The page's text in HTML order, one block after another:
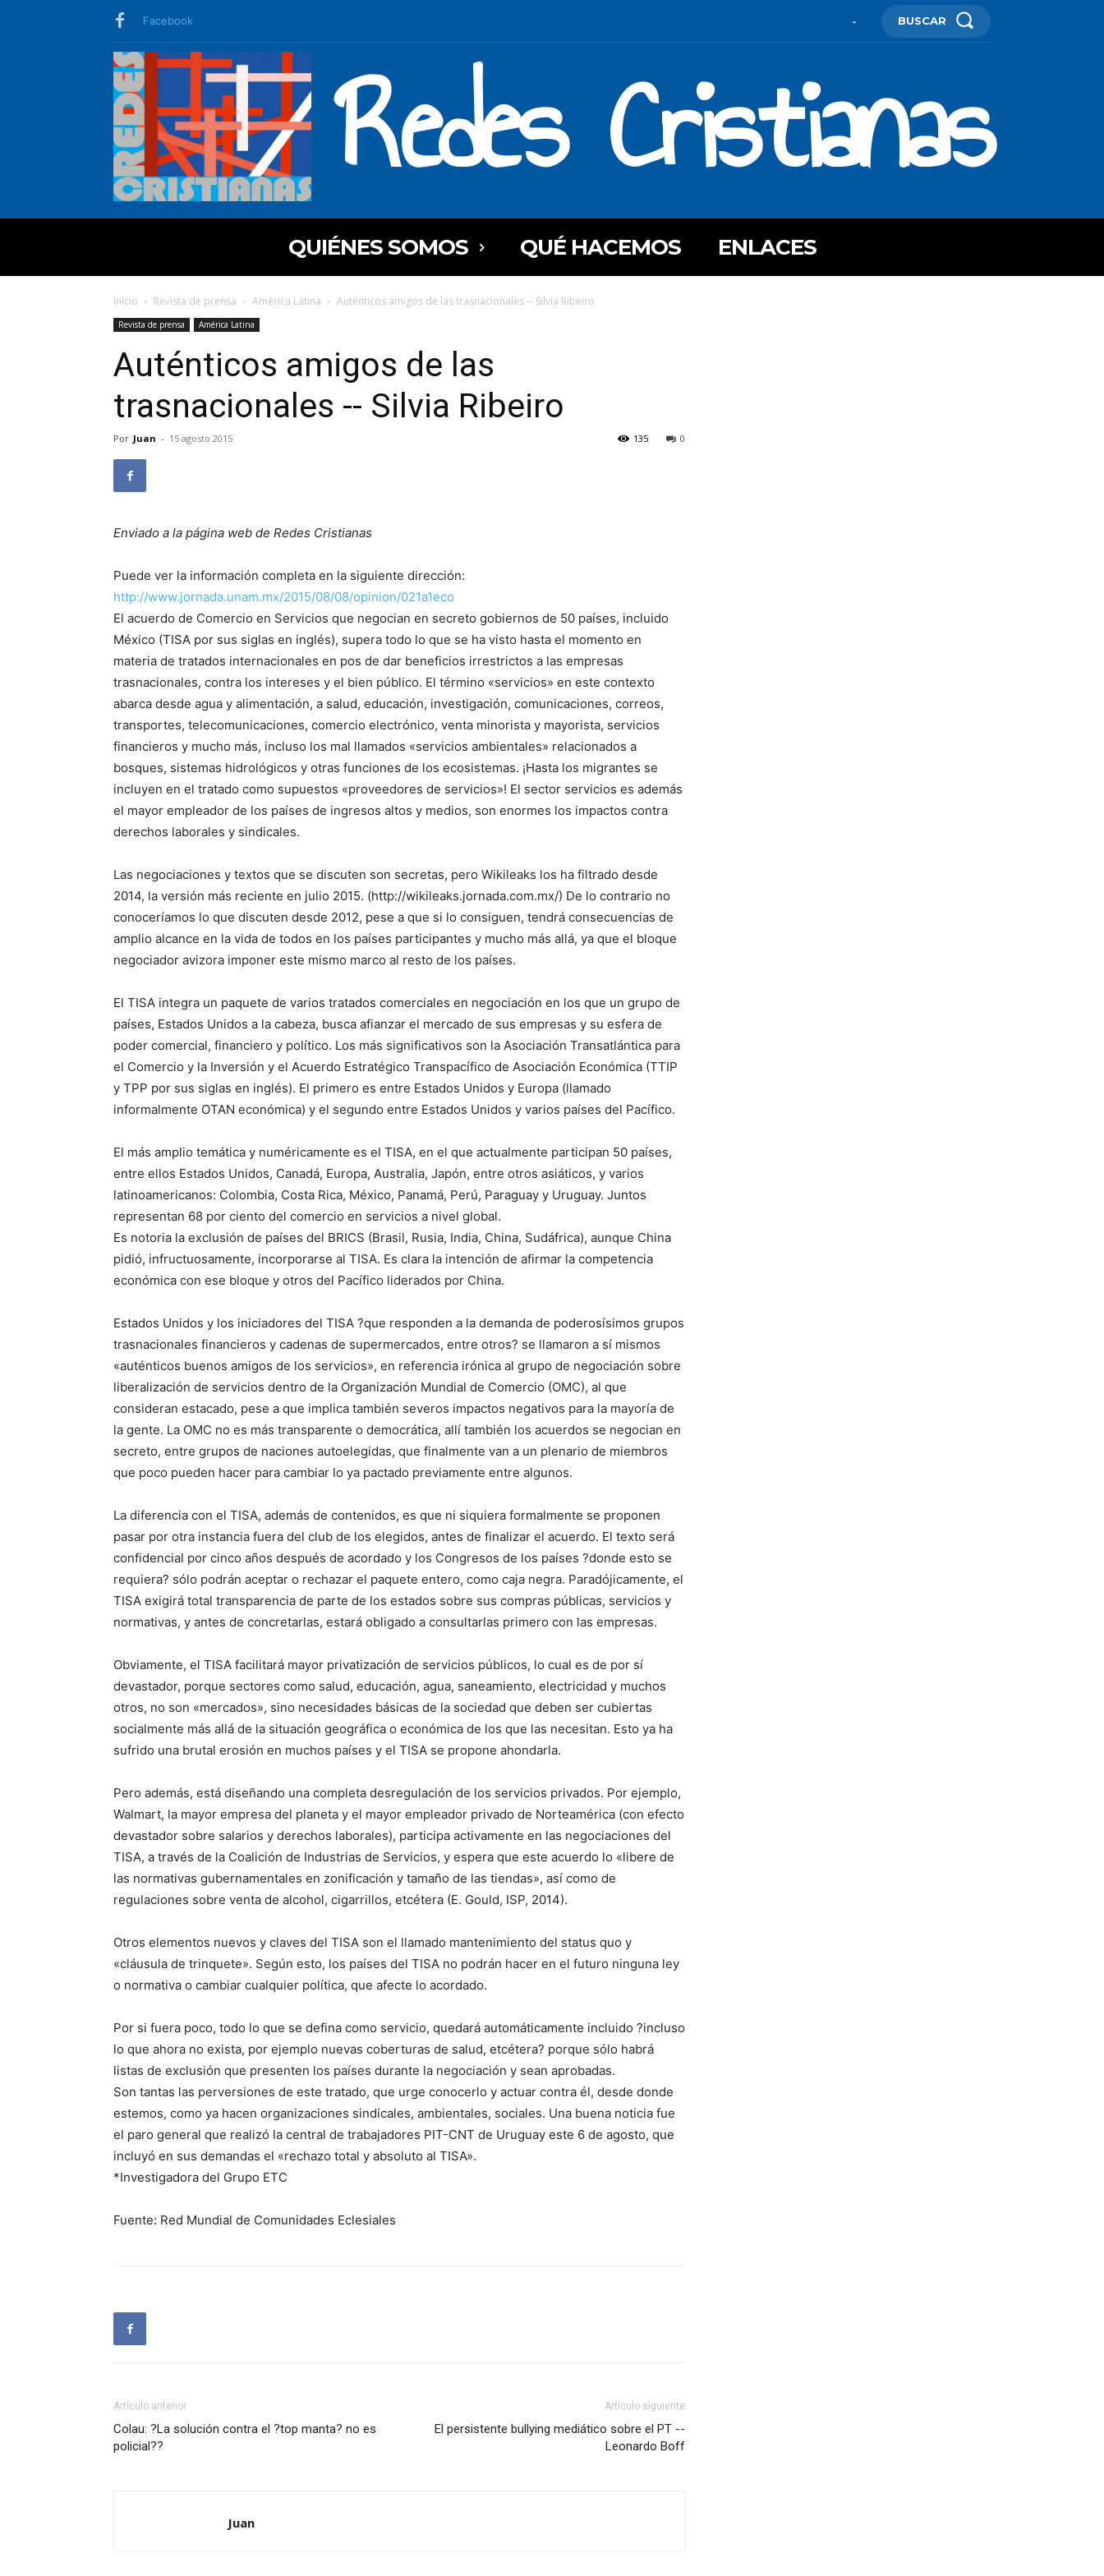
Facebook - BUSCAR
Redes Cristianas
QUIÉNES SOMOS QUÉ HACEMOS ENLACES
Inicio Revista de prensa América Latina Auténticos amigos de las trasnacionales -- Silvia Ribeiro
Revista de prensa América Latina
Auténticos amigos de las
trasnacionales -- Silvia Ribeiro
Por Juan - 15 agosto 2015 0
135
Enviado a la página web de Redes Cristianas
Puede ver la información completa en la siguiente dirección:
http://www.jornada.unam.mx/2015/08/08/opinion/021a1eco
El acuerdo de Comercio en Servicios que negocian en secreto gobiernos de 50 países, incluido
México (TISA por sus siglas en inglés), supera todo lo que se ha visto hasta el momento en
materia de tratados internacionales en pos de dar beneficios irrestrictos a las empresas
trasnacionales, contra los intereses y el bien público. El término «servicios» en este contexto
abarca desde agua y alimentación, a salud, educación, investigación, comunicaciones, correos,
transportes, telecomunicaciones, comercio electrónico, venta minorista y mayorista, servicios
financieros y mucho más, incluso los mal llamados «servicios ambientales» relacionados a
bosques, sistemas hidrológicos y otras funciones de los ecosistemas. ¡Hasta los migrantes se
incluyen en el tratado como supuestos «proveedores de servicios»! El sector servicios es además
el mayor empleador de los países de ingresos altos y medios, son enormes los impactos contra
derechos laborales y sindicales.
Las negociaciones y textos que se discuten son secretas, pero Wikileaks los ha filtrado desde
2014, la versión más reciente en julio 2015. (http://wikileaks.jornada.com.mx/) De lo contrario no
conoceríamos lo que discuten desde 2012, pese a que si lo consiguen, tendrá consecuencias de
amplio alcance en la vida de todos en los países participantes y mucho más allá, ya que el bloque
negociador avizora imponer este mismo marco al resto de los países.
El TISA integra un paquete de varios tratados comerciales en negociación en los que un grupo de
países, Estados Unidos a la cabeza, busca afianzar el mercado de sus empresas y su esfera de
poder comercial, financiero y político. Los más significativos son la Asociación Transatlántica para
el Comercio y la Inversión y el Acuerdo Estratégico Transpacífico de Asociación Económica (TTIP
y TPP por sus siglas en inglés). El primero es entre Estados Unidos y Europa (llamado
informalmente OTAN económica) y el segundo entre Estados Unidos y varios países del Pacífico.
El más amplio temática y numéricamente es el TISA, en el que actualmente participan 50 países,
entre ellos Estados Unidos, Canadá, Europa, Australia, Japón, entre otros asiáticos, y varios
latinoamericanos: Colombia, Costa Rica, México, Panamá, Perú, Paraguay y Uruguay. Juntos
representan 68 por ciento del comercio en servicios a nivel global.
Es notoria la exclusión de países del BRICS (Brasil, Rusia, India, China, Sudáfrica), aunque China
pidió, infructuosamente, incorporarse al TISA. Es clara la intención de afirmar la competencia
económica con ese bloque y otros del Pacífico liderados por China.
Estados Unidos y los iniciadores del TISA ?que responden a la demanda de poderosísimos grupos
trasnacionales financieros y cadenas de supermercados, entre otros? se llamaron a sí mismos
«auténticos buenos amigos de los servicios», en referencia irónica al grupo de negociación sobre
liberalización de servicios dentro de la Organización Mundial de Comercio (OMC), al que
consideran estacado, pese a que implica también severos impactos negativos para la mayoría de
la gente. La OMC no es más transparente o democrática, allí también los acuerdos se negocian en
secreto, entre grupos de naciones autoelegidas, que finalmente van a un plenario de miembros
que poco pueden hacer para cambiar lo ya pactado previamente entre algunos.
La diferencia con el TISA, además de contenidos, es que ni siquiera formalmente se proponen
pasar por otra instancia fuera del club de los elegidos, antes de finalizar el acuerdo. El texto será
confidencial por cinco años después de acordado y los Congresos de los países ?donde esto se
requiera? sólo podrán aceptar o rechazar el paquete entero, como caja negra. Paradójicamente, el
TISA exigirá total transparencia de parte de los estados sobre sus compras públicas, servicios y
normativas, y antes de concretarlas, estará obligado a consultarlas primero con las empresas.
Obviamente, el TISA facilitará mayor privatización de servicios públicos, lo cual es de por sí
devastador, porque sectores como salud, educación, agua, saneamiento, electricidad y muchos
otros, no son «mercados», sino necesidades básicas de la sociedad que deben ser cubiertas
socialmente más allá de la situación geográfica o económica de los que las necesitan. Esto ya ha
sufrido una brutal erosión en muchos países y el TISA se propone ahondarla.
Pero además, está diseñando una completa desregulación de los servicios privados. Por ejemplo,
Walmart, la mayor empresa del planeta y el mayor empleador privado de Norteamérica (con efecto
devastador sobre salarios y derechos laborales), participa activamente en las negociaciones del
TISA, a través de la Coalición de Industrias de Servicios, y espera que este acuerdo lo «libere de
las normativas gubernamentales en zonificación y tamaño de las tiendas», así como de
regulaciones sobre venta de alcohol, cigarrillos, etcétera (E. Gould, ISP, 2014).
Otros elementos nuevos y claves del TISA son el llamado mantenimiento del status quo y
«cláusula de trinquete». Según esto, los países del TISA no podrán hacer en el futuro ninguna ley
o normativa o cambiar cualquier política, que afecte lo acordado.
Por si fuera poco, todo lo que se defina como servicio, quedará automáticamente incluido ?incluso
lo que ahora no exista, por ejemplo nuevas coberturas de salud, etcétera? porque sólo habrá
listas de exclusión que presenten los países durante la negociación y sean aprobadas.
Son tantas las perversiones de este tratado, que urge conocerlo y actuar contra él, desde donde
estemos, como ya hacen organizaciones sindicales, ambientales, sociales. Una buena noticia fue
el paro general que realizó la central de trabajadores PIT-CNT de Uruguay este 6 de agosto, que
incluyó en sus demandas el «rechazo total y absoluto al TISA».
*Investigadora del Grupo ETC
Fuente: Red Mundial de Comunidades Eclesiales
Artículo anterior
Colau: ?La solución contra el ?top manta? no es
policial??
Artículo siguiente
El persistente bullying mediático sobre el PT --
Leonardo Boff
Juan